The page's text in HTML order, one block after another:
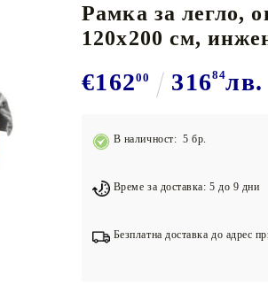
Бейзбол и
Хокей и лакрос
Основно
Рамка за легло,
120x200 см,
€16200 31684лв.
В наличност: 5 бр.
Време за доставка: 5 до 9 дни
Безплатна доставка до адрес